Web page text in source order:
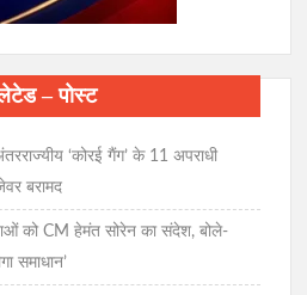
– पोस्ट
‘कोरई गैंग’ के 11 अपराधी
बरामद
को CM हेमंत सोरेन का संदेश, बोले-
समाधान’